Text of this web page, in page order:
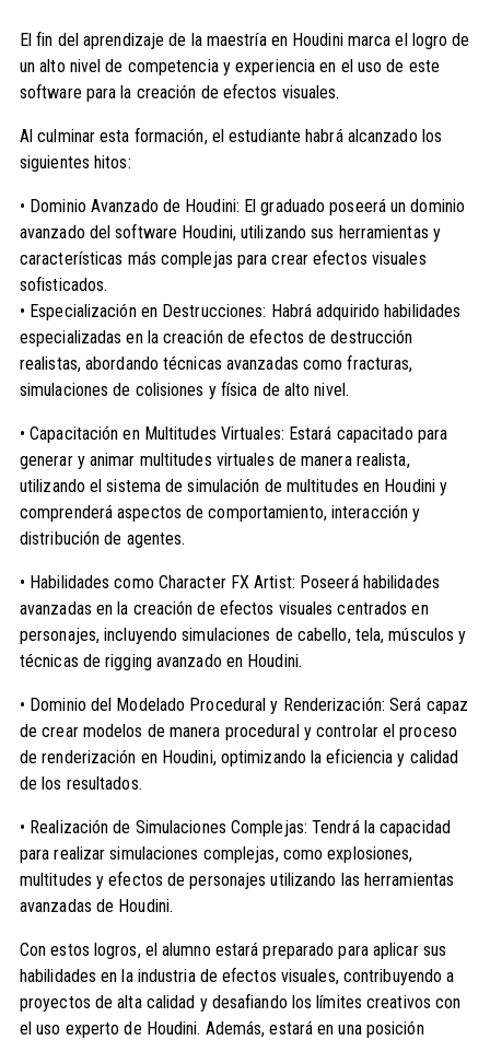
El fin del aprendizaje de la maestría en Houdini marca el logro de
un alto nivel de competencia y experiencia en el uso de este
software para la creación de efectos visuales.
Al culminar esta formación, el estudiante habrá alcanzado los
siguientes hitos:
• Dominio Avanzado de Houdini: El graduado poseerá un dominio
avanzado del software Houdini, utilizando sus herramientas y
características más complejas para crear efectos visuales
sofisticados.
• Especialización en Destrucciones: Habrá adquirido habilidades
especializadas en la creación de efectos de destrucción
realistas, abordando técnicas avanzadas como fracturas,
simulaciones de colisiones y física de alto nivel.
• Capacitación en Multitudes Virtuales: Estará capacitado para
generar y animar multitudes virtuales de manera realista,
utilizando el sistema de simulación de multitudes en Houdini y
comprenderá aspectos de comportamiento, interacción y
distribución de agentes.
• Habilidades como Character FX Artist: Poseerá habilidades
avanzadas en la creación de efectos visuales centrados en
personajes, incluyendo simulaciones de cabello, tela, músculos y
técnicas de rigging avanzado en Houdini.
• Dominio del Modelado Procedural y Renderización: Será capaz
de crear modelos de manera procedural y controlar el proceso
de renderización en Houdini, optimizando la eficiencia y calidad
de los resultados.
• Realización de Simulaciones Complejas: Tendrá la capacidad
para realizar simulaciones complejas, como explosiones,
multitudes y efectos de personajes utilizando las herramientas
avanzadas de Houdini.
Con estos logros, el alumno estará preparado para aplicar sus
habilidades en la industria de efectos visuales, contribuyendo a
proyectos de alta calidad y desafiando los límites creativos con
el uso experto de Houdini. Además, estará en una posición